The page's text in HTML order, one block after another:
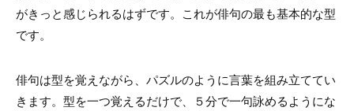
がきっと感じられるはずです。これが俳句の最も基本的な型
です。
俳句は型を覚えながら、パズルのように言葉を組み立ててい
きます。型を一つ覚えるだけで、５分で一句詠めるようにな